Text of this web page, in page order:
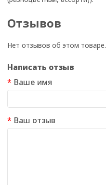
Отзывов
Нет отзывов об этом товаре.
Написать отзыв
Ваше имя
Ваш отзыв